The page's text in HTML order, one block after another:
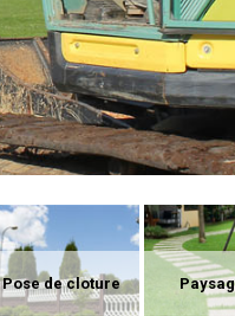
Pose de cloture